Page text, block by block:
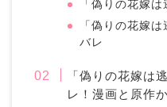
「偽りの花嫁
「偽りの花嫁
バレ
「偽りの花嫁は
レ！漫画と原作